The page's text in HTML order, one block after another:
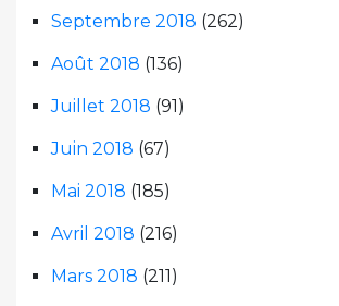
Septembre 2018 (262)
Août 2018 (136)
Juillet 2018 (91)
Juin 2018 (67)
Mai 2018 (185)
Avril 2018 (216)
Mars 2018 (211)